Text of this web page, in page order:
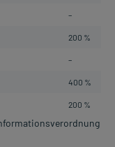
–
200 %
–
400 %
200 %